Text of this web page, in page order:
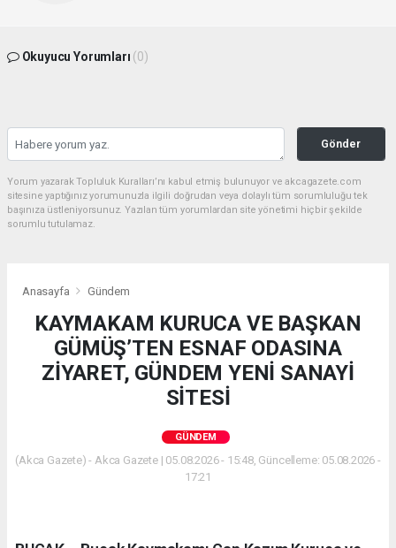
Okuyucu Yorumları (0)
Gönder
Yorum yazarak Topluluk Kuralları’nı kabul etmiş bulunuyor ve akcagazete.com
sitesine yaptığınız yorumunuzla ilgili doğrudan veya dolaylı tüm sorumluluğu tek
başınıza üstleniyorsunuz. Yazılan tüm yorumlardan site yönetimi hiçbir şekilde
sorumlu tutulamaz.
Anasayfa Gündem
KAYMAKAM KURUCA VE BAŞKAN
GÜMÜŞ’TEN ESNAF ODASINA
ZİYARET, GÜNDEM YENİ SANAYİ
SİTESİ
GÜNDEM
(Akca Gazete) - Akca Gazete | 05.08.2026 - 15:48, Güncelleme: 05.08.2026 -
17:21